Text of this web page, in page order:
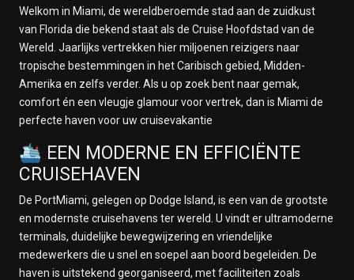
Welkom in Miami, de wereldberoemde stad aan de zuidkust
van Florida die bekend staat als de Cruise Hoofdstad van de
Wereld. Jaarlijks vertrekken hier miljoenen reizigers naar
tropische bestemmingen in het Caribisch gebied, Midden-
Amerika en zelfs verder. Als u op zoek bent naar gemak,
comfort én een vleugje glamour voor vertrek, dan is Miami de
perfecte haven voor uw cruisevakantie
🛳️ EEN MODERNE EN EFFICIËNTE
CRUISEHAVEN
De PortMiami, gelegen op Dodge Island, is een van de grootste
en modernste cruisehavens ter wereld. U vindt er ultramoderne
terminals, duidelijke bewegwijzering en vriendelijke
medewerkers die u snel en soepel aan boord begeleiden. De
haven is uitstekend georganiseerd, met faciliteiten zoals